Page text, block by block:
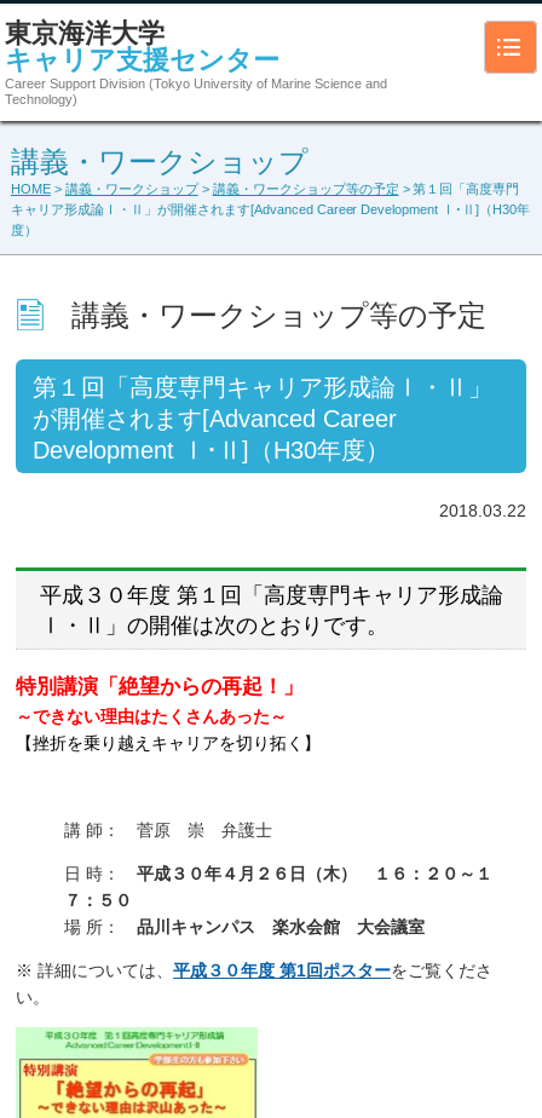
東京海洋大学
キャリア支援センター
Career Support Division (Tokyo University of Marine Science and
Technology)
講義・ワークショップ
HOME> 講義・ワークショップ> 講義・ワークショップ等の予定 > 第１回「高度専門
キャリア形成論Ⅰ・Ⅱ」が開催されます[Advanced Career Development Ⅰ･Ⅱ]（H30年
度）
講義・ワークショップ等の予定
第１回「高度専門キャリア形成論Ⅰ・Ⅱ」
が開催されます[Advanced Career
Development Ⅰ･Ⅱ]（H30年度）
2018.03.22
平成３０年度 第１回「高度専門キャリア形成論
Ⅰ・Ⅱ」の開催は次のとおりです。
特別講演「絶望からの再起！」
～できない理由はたくさんあった～
【挫折を乗り越えキャリアを切り拓く】
講 師： 菅原 崇 弁護士
日 時：平成３０年４月２６日（木） １６：２０～１
７：５０
場 所：品川キャンパス 楽水会館 大会議室
※ 詳細については、平成３０年度 第1回ポスターをご覧くださ
い。